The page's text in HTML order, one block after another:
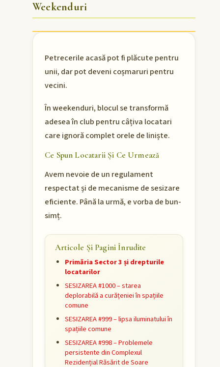
Weekenduri
Petrecerile acasă pot fi plăcute pentru
unii, dar pot deveni coșmaruri pentru
vecini.
În weekenduri, blocul se transformă
adesea în club pentru câțiva locatari
care ignoră complet orele de liniște.
Ce Spun Locatarii Și Ce Urmează
Avem nevoie de un regulament
respectat și de mecanisme de sesizare
eficiente. Până la urmă, e vorba de bun-
simț.
Articole Și Pagini Înrudite
Primăria Sector 3 și drepturile
locatarilor
SESIZAREA #1000 – starea
deplorabilă a curățeniei în spațiile
comune
SESIZAREA #999 – lipsa iluminatului în
spațiile comune
SESIZAREA #998 – Problemele
persistente din Complexul
Rezidențial Răsărit de Soare